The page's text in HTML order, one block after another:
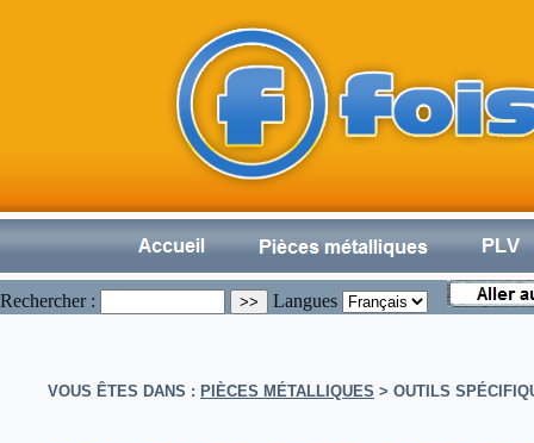
Rechercher : Langues
VOUS ÊTES DANS : PIÈCES MÉTALLIQUES > OUTILS